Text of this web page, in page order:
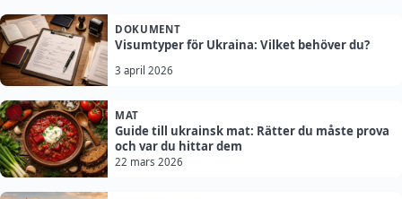
DOKUMENT
Visumtyper för Ukraina: Vilket behöver du?
3 april 2026
MAT
Guide till ukrainsk mat: Rätter du måste prova
och var du hittar dem
22 mars 2026